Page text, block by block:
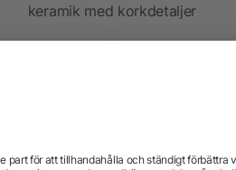
keramik med korkdetaljer